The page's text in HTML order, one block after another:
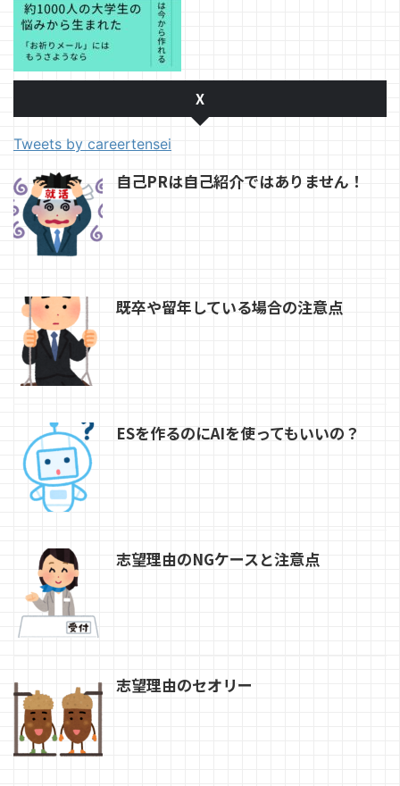
X
Tweets by careertensei
自己PRは自己紹介ではありません！
既卒や留年している場合の注意点
ESを作るのにAIを使ってもいいの？
志望理由のNGケースと注意点
志望理由のセオリー